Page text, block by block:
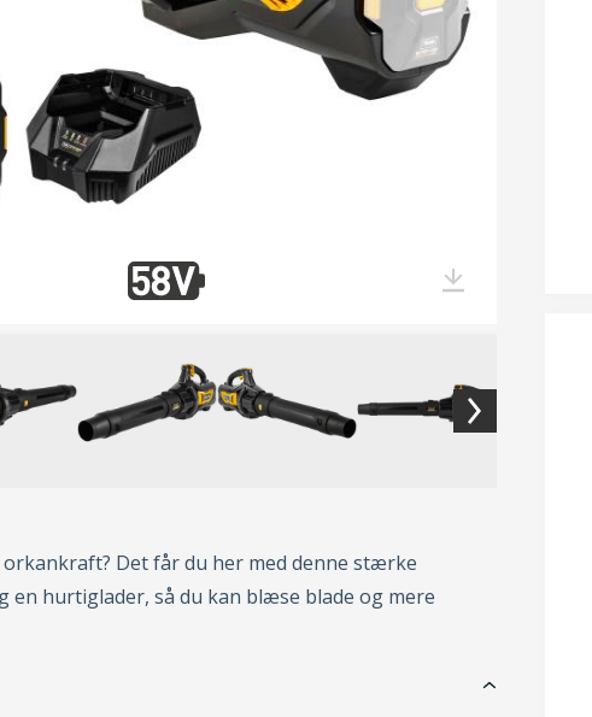
orkankraft? Det får du her med denne stærke
en hurtiglader, så du kan blæse blade og mere